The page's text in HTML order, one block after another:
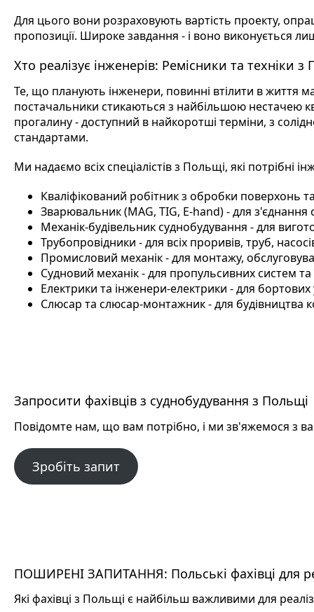
Для цього вони розраховують вартість проекту,
пропозиції. Широке завдання - і воно виконується
Хто реалізує інженерів: Ремісники та техніки з
Те, що планують інженери, повинні втілити в життя
постачальники стикаються з найбільшою нестачею
прогалину - доступний в найкоротші терміни, з
стандартами.
Ми надаємо всіх спеціалістів з Польщі, які потрібні
Кваліфікований робітник з обробки поверхонь
Зварювальник (MAG, TIG, E-hand) - для
Механік-будівельник суднобудування - для
Трубопровідники - для всіх проривів, труб,
Промисловий механік - для монтажу,
Судновий механік - для пропульсивних систем
Електрики та інженери-електрики - для
Слюсар та слюсар-монтажник - для будівництва
Запросити фахівців з суднобудування з Польщі
Повідомте нам, що вам потрібно, і ми зв'яжемося з
Зробіть запит
ПОШИРЕНІ ЗАПИТАННЯ: Польські фахівці для
Які фахівці з Польщі є найбільш важливими для